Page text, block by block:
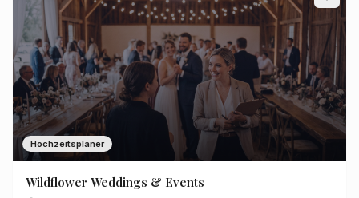
Hochzeitsplaner
Wildflower Weddings & Events